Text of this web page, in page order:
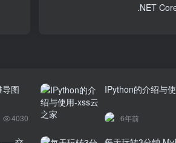
.NET
图
4030
IPython的介绍与
6年前